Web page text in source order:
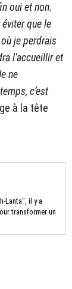
oui et non.
que le
je perdrais
l’accueillir et
ne
c’est
à la tête
Lanta", il y a
transformer un